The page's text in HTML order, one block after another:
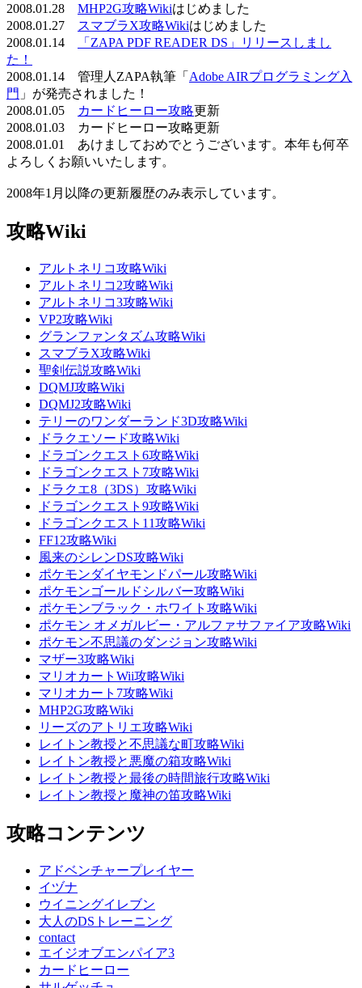
2008.01.28 MHP2G攻略Wikiはじめました
2008.01.27
スマブラX攻略Wikiはじめました
2008.01.14
「ZAPA PDF READER DS」リリースしまし
た！
2008.01.14 管理人ZAPA執筆「 Adobe AIRプログラミング入
門 」が発売されました！
2008.01.05
カードヒーロー攻略更新
2008.01.03 カードヒーロー攻略更新
2008.01.01 あけましておめでとうございます。本年も何卒
よろしくお願いいたします。
2008年1月以降の更新履歴のみ表示しています。
攻略Wiki
アルトネリコ攻略Wiki
アルトネリコ2攻略Wiki
アルトネリコ3攻略Wiki
VP2攻略Wiki
グランファンタズム攻略Wiki
スマブラX攻略Wiki
聖剣伝説攻略Wiki
DQMJ攻略Wiki
DQMJ2攻略Wiki
テリーのワンダーランド3D攻略Wiki
ドラクエソード攻略Wiki
ドラゴンクエスト6攻略Wiki
ドラゴンクエスト7攻略Wiki
ドラクエ8（3DS）攻略Wiki
ドラゴンクエスト9攻略Wiki
ドラゴンクエスト11攻略Wiki
FF12攻略Wiki
風来のシレンDS攻略Wiki
ポケモンダイヤモンドパール攻略Wiki
ポケモンゴールドシルバー攻略Wiki
ポケモンブラック・ホワイト攻略Wiki
ポケモン オメガルビー・アルファサファイア攻略Wiki
ポケモン不思議のダンジョン攻略Wiki
マザー3攻略Wiki
マリオカートWii攻略Wiki
マリオカート7攻略Wiki
MHP2G攻略Wiki
リーズのアトリエ攻略Wiki
レイトン教授と不思議な町攻略Wiki
レイトン教授と悪魔の箱攻略Wiki
レイトン教授と最後の時間旅行攻略Wiki
レイトン教授と魔神の笛攻略Wiki
攻略コンテンツ
アドベンチャープレイヤー
イヅナ
ウイニングイレブン
大人のDSトレーニング
contact
エイジオブエンパイア3
カードヒーロー